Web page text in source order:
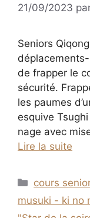
21/09/2023
Seniors
de frapper le
sécurité.
les paumes
esquive
nage avec
Lire la suite
Catégories
cours
musuki - ki no